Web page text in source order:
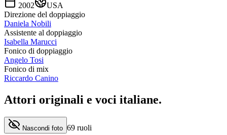
2002
USA
Direzione del doppiaggio
Daniela Nobili
Assistente al doppiaggio
Isabella Marucci
Fonico di doppiaggio
Angelo Tosi
Fonico di mix
Riccardo Canino
Attori originali e voci italiane.
Nascondi foto 69 ruoli